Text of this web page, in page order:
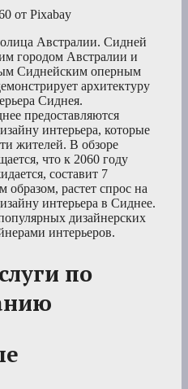
от Pixabay
Австралии. Сидней
городом Австралии и
Сиднейским оперным
архитектуру
Сиднея.
предоставляются
интерьера, которые
жителей. В обзоре
что к 2060 году
составит 7
растет спрос на
интерьера в Сиднее.
дизайнерских
интерьеров.
по